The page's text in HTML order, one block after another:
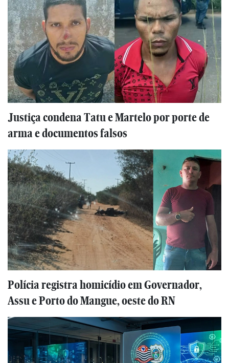
Justiça condena Tatu e Martelo por porte de
arma e documentos falsos
Polícia registra homicídio em Governador,
Assu e Porto do Mangue, oeste do RN